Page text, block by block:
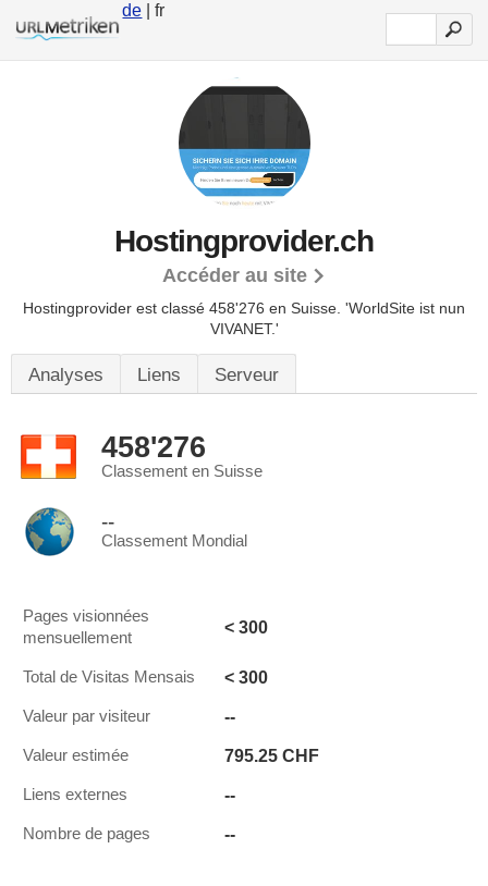
de | fr
Hostingprovider.ch
Accéder au site
Hostingprovider est classé 458'276 en Suisse. 'WorldSite ist nun
VIVANET.'
Analyses Liens Serveur
458'276
Classement en Suisse
--
Classement Mondial
Pages visionnées
mensuellement
< 300
Total de Visitas Mensais < 300
Valeur par visiteur --
Valeur estimée 795.25 CHF
Liens externes --
Nombre de pages --